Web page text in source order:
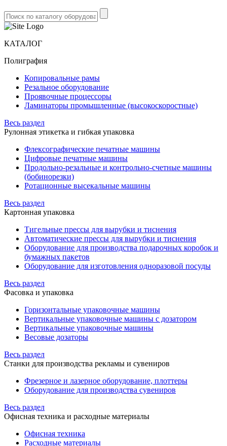
КАТАЛОГ
Полиграфия
Копировальные рамы
Резальное оборудование
Проявочные процессоры
Ламинаторы промышленные (высокоскоростные)
Весь раздел
Рулонная этикетка и гибкая упаковка
Флексографические печатные машины
Цифровые печатные машины
Продольно-резальные и контрольно-счетные машины
(бобинорезки)
Ротационные высекальные машины
Весь раздел
Картонная упаковка
Тигельные прессы для вырубки и тиснения
Автоматические прессы для вырубки и тиснения
Оборудование для производства подарочных коробок и
бумажных пакетов
Оборудование для изготовления одноразовой посуды
Весь раздел
Фасовка и упаковка
Горизонтальные упаковочные машины
Вертикальные упаковочные машины с дозатором
Вертикальные упаковочные машины
Весовые дозаторы
Весь раздел
Станки для производства рекламы и сувениров
Фрезерное и лазерное оборудование, плоттеры
Оборудование для производства сувениров
Весь раздел
Офисная техника и расходные материалы
Офисная техника
Расходные материалы